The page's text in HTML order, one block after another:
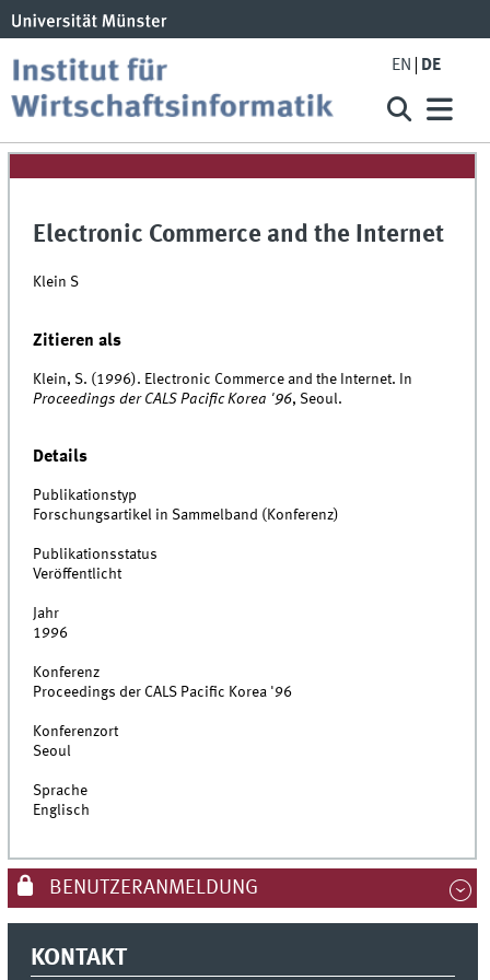
EN DE
Electronic Commerce and the Internet
Klein S
Zitieren als
Klein, S. (1996). Electronic Commerce and the Internet. In
Proceedings der CALS Pacific Korea '96, Seoul.
Details
Publikationstyp
Forschungsartikel in Sammelband (Konferenz)
Publikationsstatus
Veröffentlicht
Jahr
1996
Konferenz
Proceedings der CALS Pacific Korea '96
Konferenzort
Seoul
Sprache
Englisch
BENUTZERANMELDUNG
KONTAKT